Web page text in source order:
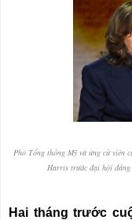
Phó Tổng thống Mỹ và ứng cử viên
Harris trước đại hội đảng
Hai tháng trước